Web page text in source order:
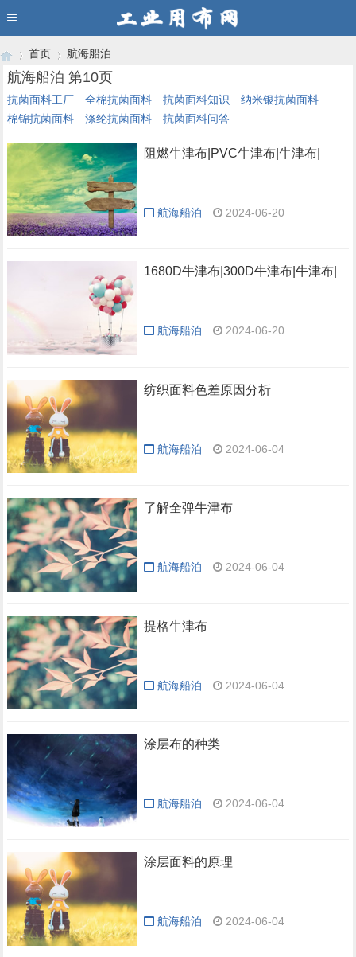
›
首页
›
航海船泊
航海船泊 第10页
抗菌面料工厂 全棉抗菌面料 抗菌面料知识
纳米银抗菌面料
棉锦抗菌面料
涤纶抗菌面料 抗菌面料问答
阻燃牛津布|PVC牛津布|牛津布|
航海船泊 2024-06-20
1680D牛津布|300D牛津布|牛津布|
航海船泊 2024-06-20
纺织面料色差原因分析
航海船泊 2024-06-04
了解全弹牛津布
航海船泊 2024-06-04
提格牛津布
航海船泊 2024-06-04
涂层布的种类
航海船泊 2024-06-04
涂层面料的原理
航海船泊 2024-06-04